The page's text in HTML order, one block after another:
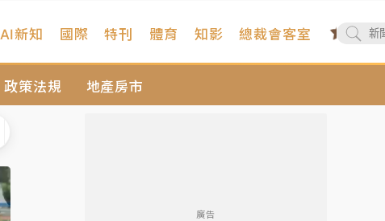
政策法規 地產房市
AI新知 國際 特刊 體育 知影 總裁會客室
廣告